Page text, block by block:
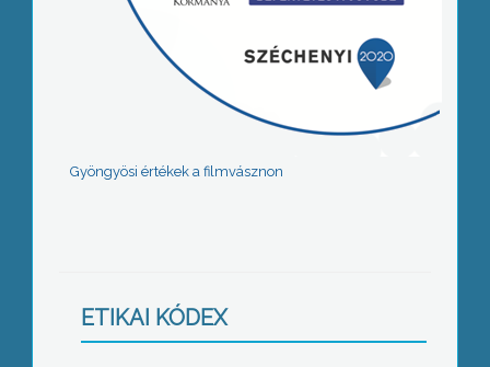
Gyöngyösi értékek a filmvásznon
ETIKAI KÓDEX